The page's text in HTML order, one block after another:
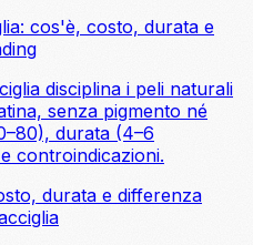
cos'è, costo, durata e
disciplina i peli naturali
senza pigmento né
durata (4–6
controindicazioni.
durata e differenza